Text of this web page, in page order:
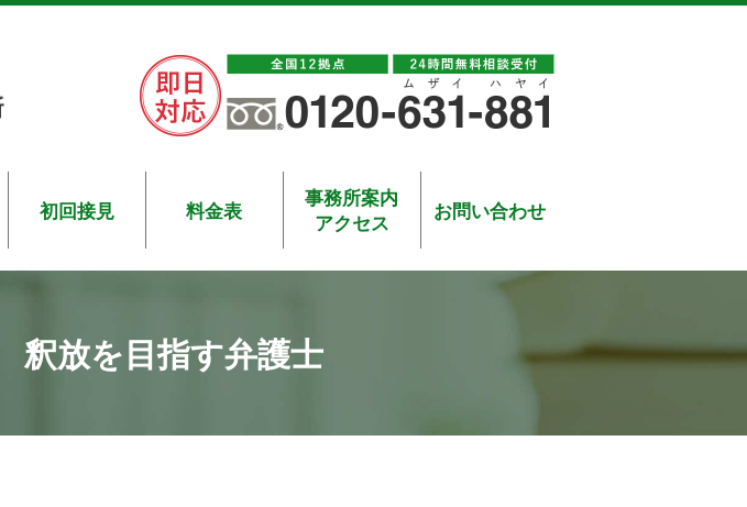
初回接見 料金表
事務所案内
アクセス
お問い合わせ
放を目指す弁護士